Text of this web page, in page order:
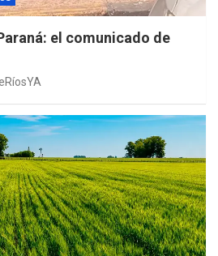
el comunicado de